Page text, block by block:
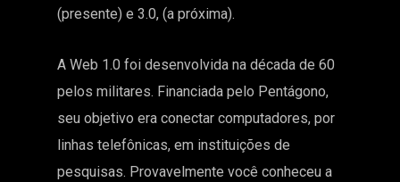
(presente) e 3.0, (a próxima).
A Web 1.0 foi desenvolvida na década de 60
pelos militares. Financiada pelo Pentágono,
seu objetivo era conectar computadores, por
linhas telefônicas, em instituições de
pesquisas. Provavelmente você conheceu a